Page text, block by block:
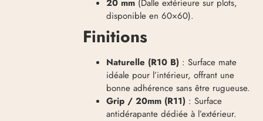
20 mm (Dalle extérieure sur plots,
disponible en 60×60).
Finitions
Naturelle (R10 B) : Surface mate
idéale pour l’intérieur, offrant une
bonne adhérence sans être rugueuse.
Grip / 20mm (R11) : Surface
antidérapante dédiée à l’extérieur.